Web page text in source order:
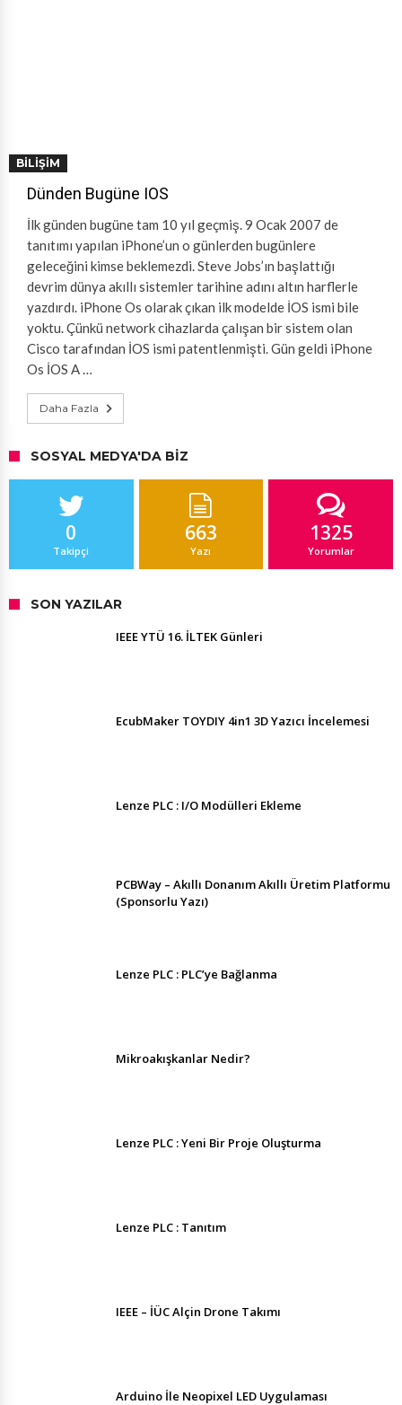
BILIŞIM
Dünden Bugüne IOS
İlk günden bugüne tam 10 yıl geçmiş. 9 Ocak 2007 de
tanıtımı yapılan iPhone’un o günlerden bugünlere
geleceğini kimse beklemezdi. Steve Jobs’ın başlattığı
devrim dünya akıllı sistemler tarihine adını altın harflerle
yazdırdı. iPhone Os olarak çıkan ilk modelde İOS ismi bile
yoktu. Çünkü network cihazlarda çalışan bir sistem olan
Cisco tarafından İOS ismi patentlenmişti. Gün geldi iPhone
Os İOS A …
Daha Fazla
SOSYAL MEDYA'DA BIZ
0
Takipçi
663
Yazı
1325
Yorumlar
SON YAZILAR
IEEE YTÜ 16. İLTEK Günleri
EcubMaker TOYDIY 4in1 3D Yazıcı İncelemesi
Lenze PLC : I/O Modülleri Ekleme
PCBWay – Akıllı Donanım Akıllı Üretim Platformu
(Sponsorlu Yazı)
Lenze PLC : PLC’ye Bağlanma
Mikroakışkanlar Nedir?
Lenze PLC : Yeni Bir Proje Oluşturma
Lenze PLC : Tanıtım
IEEE – İÜC Alçin Drone Takımı
Arduino İle Neopixel LED Uygulaması